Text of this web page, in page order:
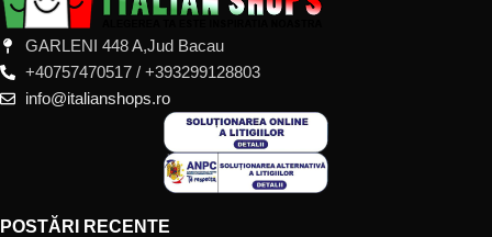
GARLENI 448 A,Jud Bacau
+40757470517 / +393299128803
info@italianshops.ro
POSTĂRI RECENTE